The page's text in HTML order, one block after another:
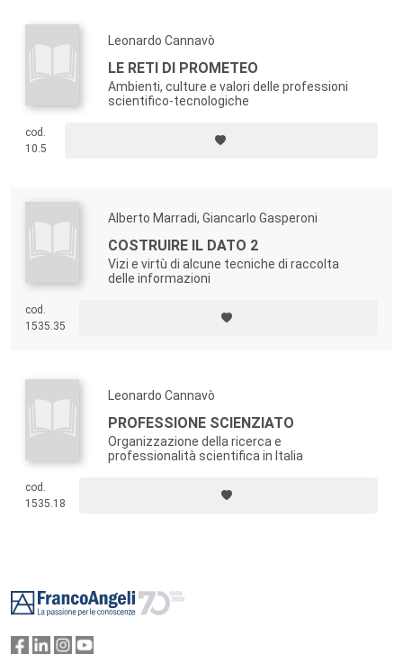
Leonardo Cannavò
LE RETI DI PROMETEO
Ambienti, culture e valori delle professioni
scientifico-tecnologiche
cod.
10.5
Alberto Marradi, Giancarlo Gasperoni
COSTRUIRE IL DATO 2
Vizi e virtù di alcune tecniche di raccolta
delle informazioni
cod.
1535.35
Leonardo Cannavò
PROFESSIONE SCIENZIATO
Organizzazione della ricerca e
professionalità scientifica in Italia
cod.
1535.18